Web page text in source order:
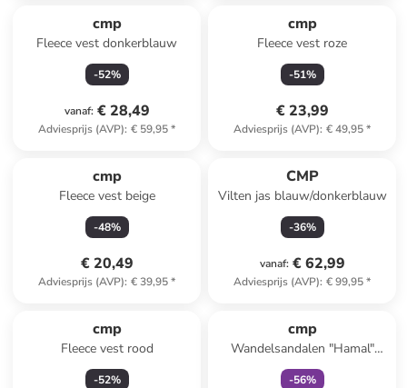
cmp
Fleece vest donkerblauw
-52%
vanaf: € 28,49
Adviesprijs (AVP): € 59,95*
cmp
Fleece vest roze
-51%
€ 23,99
Adviesprijs (AVP): € 49,95*
cmp
Fleece vest beige
-48%
€ 20,49
Adviesprijs (AVP): € 39,95*
CMP
Vilten jas blauw/donkerblauw
-36%
vanaf: € 62,99
Adviesprijs (AVP): € 99,95*
cmp
Fleece vest rood
-52%
cmp
Wandelsandalen "Hamal"
lichtblauw/lichtroze/zwart
-56%